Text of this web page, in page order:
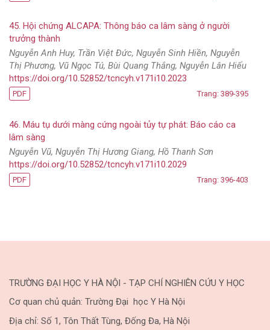
45. Hội chứng ALCAPA: Thông báo ca lâm sàng ở người
trưởng thành
Nguyễn Anh Huy, Trần Việt Đức, Nguyễn Sinh Hiền, Nguyễn
Thị Phương, Vũ Ngọc Tú, Bùi Quang Thắng, Nguyễn Lân Hiếu
https://doi.org/10.52852/tcncyh.v171i10.2023
PDF Trang: 389-395
46. Máu tụ dưới màng cứng ngoài tủy tự phát: Báo cáo ca
lâm sàng
Nguyễn Vũ, Nguyễn Thị Hương Giang, Hồ Thanh Sơn
https://doi.org/10.52852/tcncyh.v171i10.2029
PDF Trang: 396-403
TRƯỜNG ĐẠI HỌC Y HÀ NỘI - TẠP CHÍ NGHIÊN CỨU Y HỌC
Cơ quan chủ quản: Trường Đại học Y Hà Nội
Địa chỉ: Số 1, Tôn Thất Tùng, Đống Đa, Hà Nội